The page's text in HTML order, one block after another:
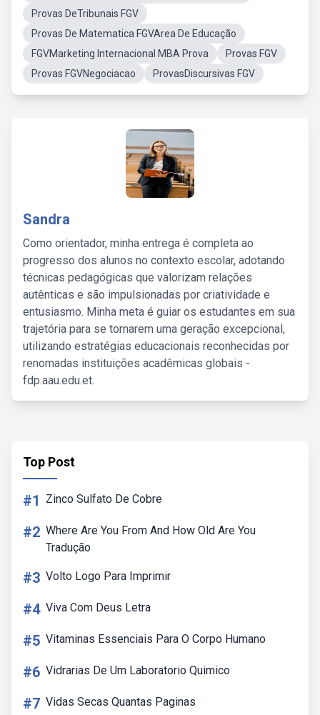
Provas DeTribunais FGV
Provas De Matematica FGVArea De Educação
FGVMarketing Internacional MBA Prova
Provas FGV
Provas FGVNegociacao
ProvasDiscursivas FGV
Sandra
Como orientador, minha entrega é completa ao
progresso dos alunos no contexto escolar, adotando
técnicas pedagógicas que valorizam relações
autênticas e são impulsionadas por criatividade e
entusiasmo. Minha meta é guiar os estudantes em sua
trajetória para se tornarem uma geração excepcional,
utilizando estratégias educacionais reconhecidas por
renomadas instituições acadêmicas globais -
fdp.aau.edu.et.
Top Post
#1 Zinco Sulfato De Cobre
#2 Where Are You From And How Old Are You
Tradução
#3 Volto Logo Para Imprimir
#4 Viva Com Deus Letra
#5 Vitaminas Essenciais Para O Corpo Humano
#6 Vidrarias De Um Laboratorio Quimico
#7 Vidas Secas Quantas Paginas